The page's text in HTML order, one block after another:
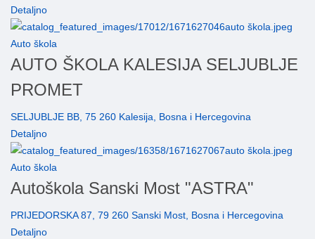
Detaljno
Auto škola
AUTO ŠKOLA KALESIJA SELJUBLJE
PROMET
SELJUBLJE BB, 75 260 Kalesija, Bosna i Hercegovina
Detaljno
Auto škola
Autoškola Sanski Most "ASTRA"
PRIJEDORSKA 87, 79 260 Sanski Most, Bosna i Hercegovina
Detaljno